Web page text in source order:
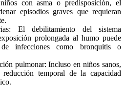
con asma o predisposición, el
episodios graves que requieran
El debilitamiento del sistema
prolongada al humo puede
infecciones como bronquitis o
pulmonar: Incluso en niños sanos,
temporal de la capacidad